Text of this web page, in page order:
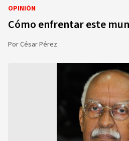
OPINIÓN
Cómo enfrentar este
PorCésar Pérez